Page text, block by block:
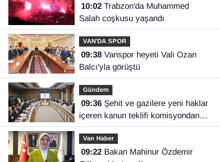
10:02Trabzon'da Muhammed
Salah coşkusu yaşandı
VAN'DA SPOR
09:38Vanspor heyeti Vali Ozan
Balcı'yla görüştü
Gündem
09:36Şehit ve gazilere yeni haklar
içeren kanun teklifi komisyondan
geçti
Van Haber
09:22Bakan Mahinur Özdemir